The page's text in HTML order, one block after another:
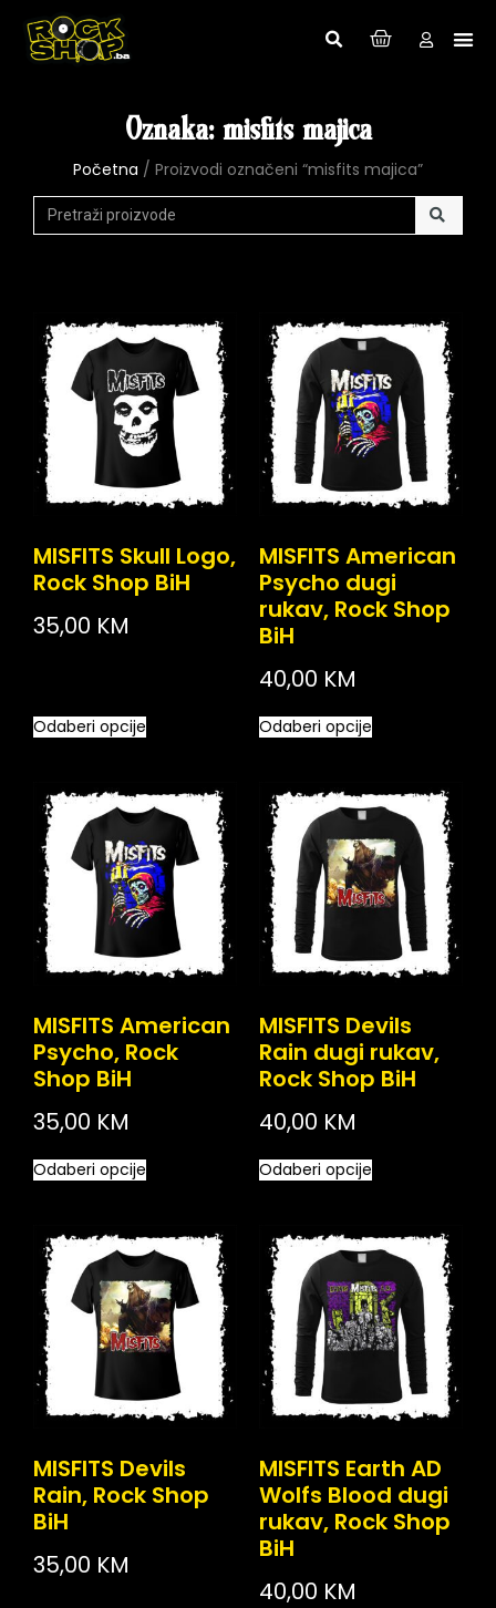
Oznaka: misfits majica
Početna / Proizvodi označeni “misfits majica”
MISFITS Skull Logo,
Rock Shop BiH
35,00 KM
Odaberi opcije
MISFITS American
Psycho dugi
rukav, Rock Shop
BiH
40,00 KM
Odaberi opcije
MISFITS American
Psycho, Rock
Shop BiH
35,00 KM
Odaberi opcije
MISFITS Devils
Rain dugi rukav,
Rock Shop BiH
40,00 KM
Odaberi opcije
MISFITS Devils
Rain, Rock Shop
BiH
35,00 KM
MISFITS Earth AD
Wolfs Blood dugi
rukav, Rock Shop
BiH
40,00 KM